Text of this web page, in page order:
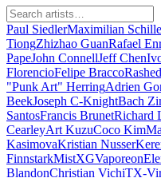
Paul SiedlerMaximilian
TiongZhizhao GuanRafael
PapeJohn ConnellJeff Chen
FlorencioFelipe Bracco
"Punk Art" HerringAdrien
BeekJoseph C-KnightBach
SantosFrancis BrunetRichard
CearleyArt KuzuCoco Kim
KasimovaKristian Nusser
FinnstarkMistXGVaporeon
BlandonChristian VichiTX-